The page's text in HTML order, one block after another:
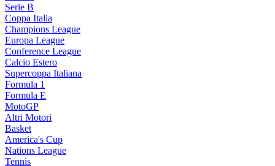
Serie B
Coppa Italia
Champions League
Europa League
Conference League
Calcio Estero
Supercoppa Italiana
Formula 1
Formula E
MotoGP
Altri Motori
Basket
America's Cup
Nations League
Tennis